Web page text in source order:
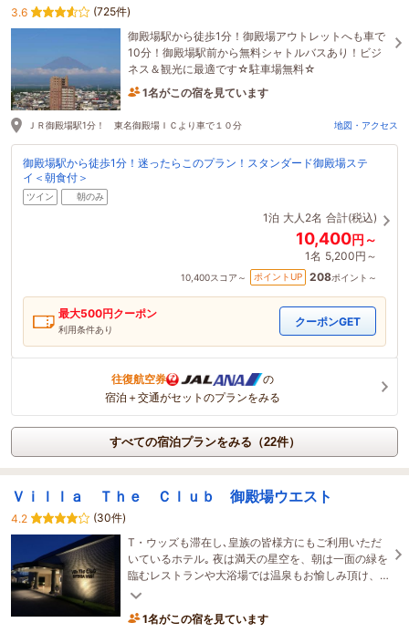
3.6
(725件)
御殿場駅から徒歩1分！御殿場アウトレットへも車で
10分！御殿場駅前から無料シャトルバスあり！ビジ
ネス＆観光に最適です☆駐車場無料☆
1名がこの宿を見ています
ＪＲ御殿場駅1分！ 東名御殿場ＩＣより車で１０分 地図・アクセス
御殿場駅から徒歩1分！迷ったらこのプラン！スタンダード御殿場ステ
イ＜朝食付＞
ツイン 朝のみ
1泊 大人2名 合計(税込)
10,400円～
1名 5,200円～
10,400スコア～ ポイントUP 208ポイント～
最大500円クーポン
利用条件あり
クーポンGET
往復航空券
の
宿泊＋交通がセットのプランをみる
すべての宿泊プランをみる（22件）
Ｖｉｌｌａ Ｔｈｅ Ｃｌｕｂ 御殿場ウエスト
4.2
(30件)
T・ウッズも滞在し､皇族の皆様方にもご利用いただ
いているホテル｡ 夜は満天の星空を、朝は一面の緑を
臨むレストランや大浴場では温泉もお愉しみ頂け、
全室ベッドにはシモンズ社製のマットレスを採用。
1名がこの宿を見ています